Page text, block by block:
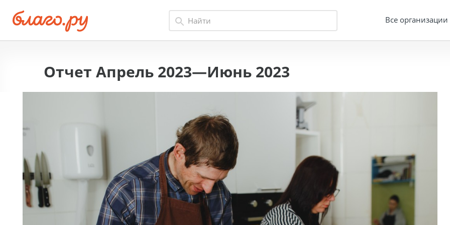
Все организации
Отчет Апрель 2023—Июнь 2023